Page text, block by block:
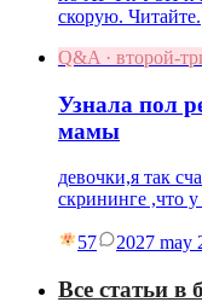
скорую. Читайте.
Q&A · второй-
Узнала пол
мамы
девочки,я так
скрининге ,что
57 2027 may
Все статьи в